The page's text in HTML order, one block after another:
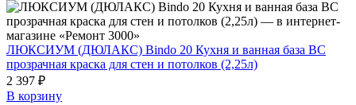
ЛЮКСИУМ (ДЮЛАКС) Bindo 20 Кухня и ванная база BC
прозрачная краска для стен и потолков (2,25л)
2 397 ₽
В корзину